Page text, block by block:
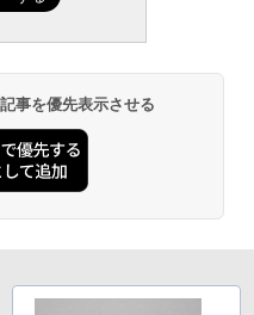
事を優先表示させる